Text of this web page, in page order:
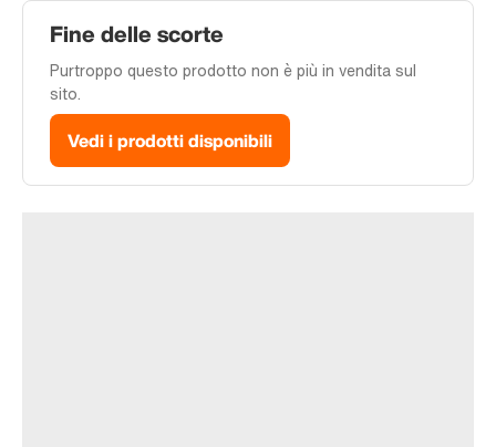
Fine delle scorte
Purtroppo questo prodotto non è più in vendita sul
sito.
Vedi i prodotti disponibili